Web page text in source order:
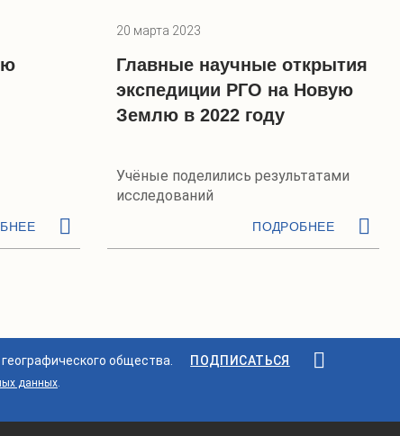
20 марта 2023
Главные научные открытия
экспедиции РГО на Новую
Землю в 2022 году
Учёные поделились результатами
исследований
ПОДРОБНЕЕ
общества. ПОДПИСАТЬСЯ
данных.